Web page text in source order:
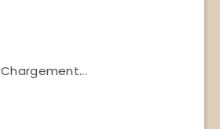
Chargement...